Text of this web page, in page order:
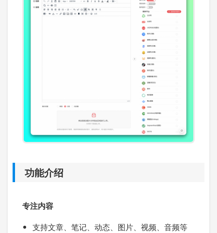
功能介绍
专注内容
支持文章、笔记、动态、图片、视频、音频等